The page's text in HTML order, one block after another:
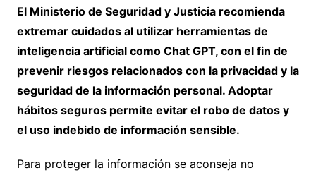
El Ministerio de Seguridad y Justicia recomienda
extremar cuidados al utilizar herramientas de
inteligencia artificial como Chat GPT, con el fin de
prevenir riesgos relacionados con la privacidad y la
seguridad de la información personal. Adoptar
hábitos seguros permite evitar el robo de datos y
el uso indebido de información sensible.
Para proteger la información se aconseja no